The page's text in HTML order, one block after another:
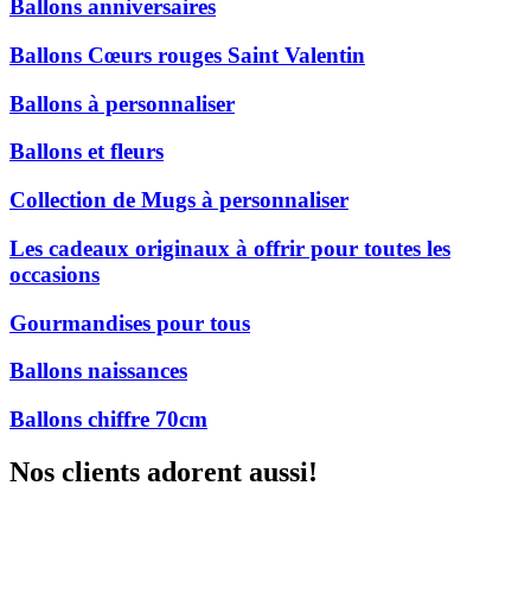
Ballons anniversaires
Ballons Cœurs rouges Saint Valentin
Ballons à personnaliser
Ballons et fleurs
Collection de Mugs à personnaliser
Les cadeaux originaux à offrir pour toutes les
occasions
Gourmandises pour tous
Ballons naissances
Ballons chiffre 70cm
Nos clients adorent aussi!